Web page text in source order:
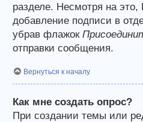
разделе. Несмотря на
добавление подписи в
убрав флажок
отправки сообщения.
Вернуться к началу
Как мне создать опрос?
При создании темы или